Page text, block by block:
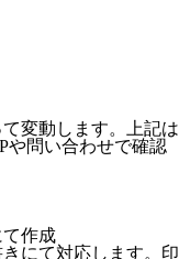
変動します。上記は
や問い合わせで確認
にて対応します。印